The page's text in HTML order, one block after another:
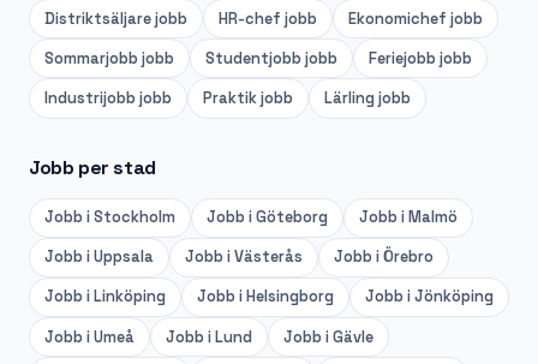
Distriktsäljarejobb HR-chef jobb Ekonomichef jobb
Sommarjobb jobb Studentjobb jobb Feriejobb jobb
Industrijobb jobb Praktikjobb Lärling jobb
Jobb per stad
Jobb iStockholm Jobb iGöteborg Jobb iMalmö
Jobb iUppsala Jobb iVästerås Jobb iÖrebro
Jobb iLinköping Jobb iHelsingborg Jobb iJönköping
Jobb iUmeå Jobb iLund Jobb iGävle